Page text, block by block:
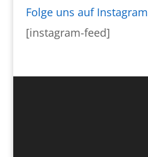
Folge uns auf Instagram
[instagram-feed]